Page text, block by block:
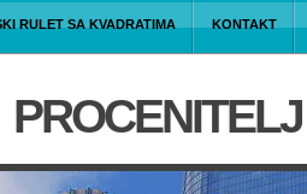
RULET SA KVADRATIMA KONTAKT